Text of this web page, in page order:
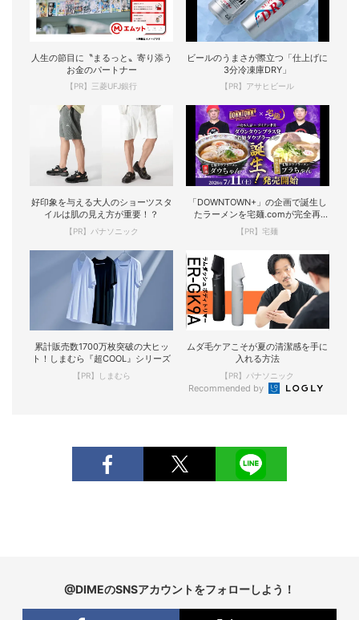
人生の節目に〝まるっと〟寄り添う
お金のパートナー
【PR】三菱UFJ銀行
ビールのうまさが際立つ「仕上げに
3分冷凍庫DRY」
【PR】アサヒビール
好印象を与える大人のショーツスタ
イルは肌の見え方が重要！？
【PR】パナソニック
「DOWNTOWN+」の企画で誕生し
たラーメンを宅麺.comが完全再
現！
【PR】宅麺
累計販売数1700万枚突破の大ヒッ
ト！しまむら『超COOL』シリーズ
【PR】しまむら
ムダ毛ケアこそが夏の清潔感を手に
入れる方法
【PR】パナソニック
Recommended by
@DIMEのSNSアカウントをフォローしよう！